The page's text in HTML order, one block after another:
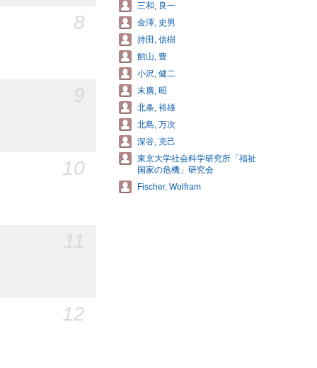
8
10
12
三和, 良一
金澤, 史男
持田, 信樹
館山, 豊
小沢, 健二
末廣, 昭
北条, 裕雄
北島, 万次
深谷, 克己
東京大学社会科学研究所「福祉
国家の危機」研究会
Fischer, Wolfram